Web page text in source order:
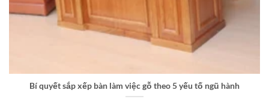
Bí quyết sắp xếp bàn làm việc gỗ theo 5 yếu tố ngũ hành